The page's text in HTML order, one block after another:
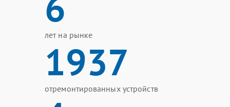
лет на рынке
1937
отремонтированных устройств